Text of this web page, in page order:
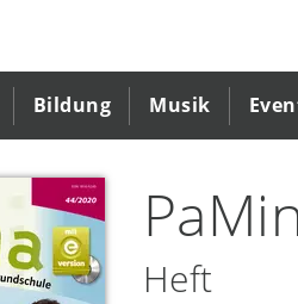
Bildung Musik
Heft